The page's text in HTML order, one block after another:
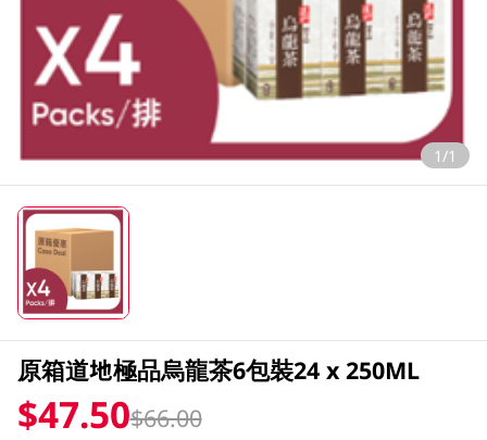
1/1
原箱道地極品烏龍茶6包裝24 x 250ML
$47.50$66.00